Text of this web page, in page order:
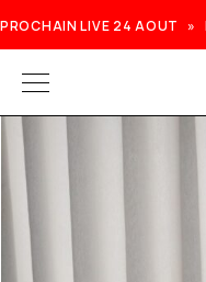
PROCHAIN LIVE 24 AOUT »